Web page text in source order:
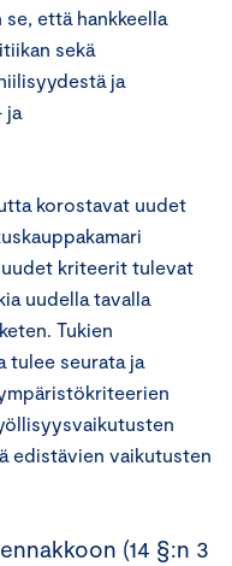
että hankkeella
sekä
ja
ja
korostavat uudet
uudet kriteerit tulevat
uudella tavalla
Tukien
tulee seurata ja
edistävien vaikutusten
(14 §:n 3